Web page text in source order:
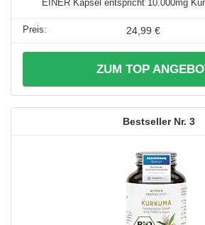
EINER Kapsel entspricht 10.000mg
24,99 €
ZUM TOP
3